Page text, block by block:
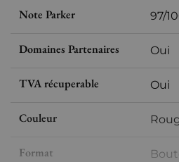
Note Parker 97/
Domaines Partenaires Oui
TVA récuperable Oui
Couleur
Format